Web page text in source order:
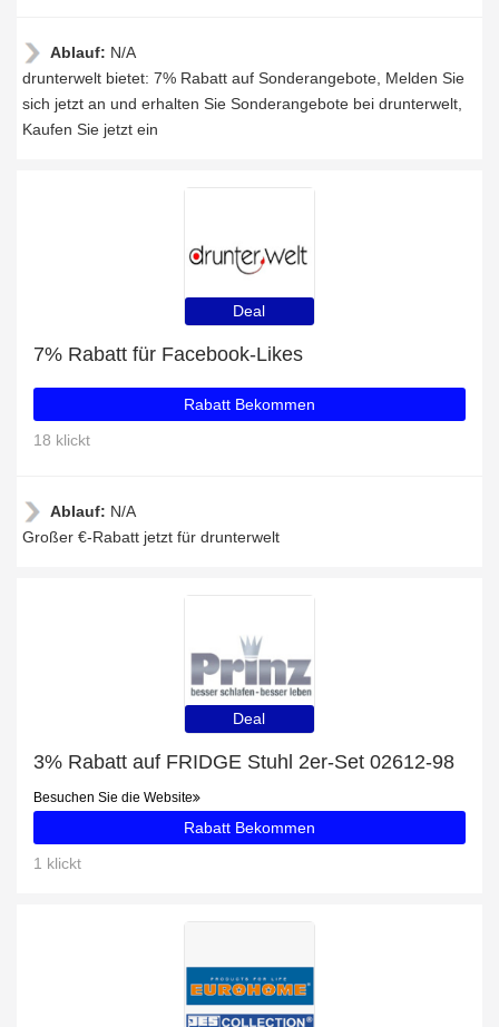
Ablauf: N/A
drunterwelt bietet: 7% Rabatt auf Sonderangebote, Melden Sie
sich jetzt an und erhalten Sie Sonderangebote bei drunterwelt,
Kaufen Sie jetzt ein
Deal
7% Rabatt für Facebook-Likes
Rabatt Bekommen
18 klickt
Ablauf: N/A
Großer €-Rabatt jetzt für drunterwelt
Deal
3% Rabatt auf FRIDGE Stuhl 2er-Set 02612-98
Besuchen Sie die Website
Rabatt Bekommen
1 klickt